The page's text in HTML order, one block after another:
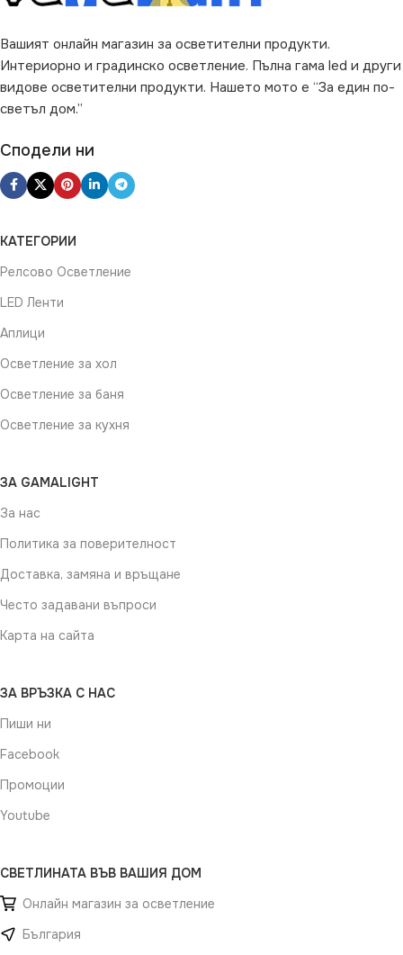
Вашият онлайн магазин за осветителни продукти.
Интериорно и градинско осветление. Пълна гама led и други
видове осветителни продукти. Нашето мото е “За един по-
светъл дом.”
Сподели ни
КАТЕГОРИИ
Релсово Осветление
LED Ленти
Аплици
Осветление за хол
Осветление за баня
Осветление за кухня
ЗА GAMALIGHT
За нас
Политика за поверителност
Доставка, замяна и връщане
Често задавани въпроси
Карта на сайта
ЗА ВРЪЗКА С НАС
Пиши ни
Facebook
Промоции
Youtube
СВЕТЛИНАТА ВЪВ ВАШИЯ ДОМ
Онлайн магазин за осветление
България